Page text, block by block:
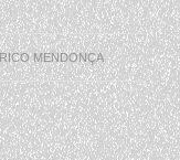
RICO MENDONÇA